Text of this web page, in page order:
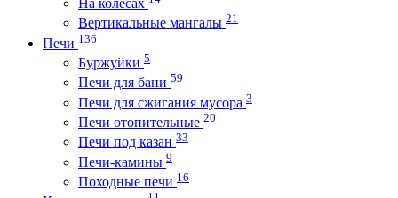
На колесах
Вертикальные мангалы 21
Печи 136
Буржуйки 5
Печи для бани 59
Печи для сжигания мусора 3
Печи отопительные 20
Печи под казан 33
Печи-камины 9
Походные печи 16